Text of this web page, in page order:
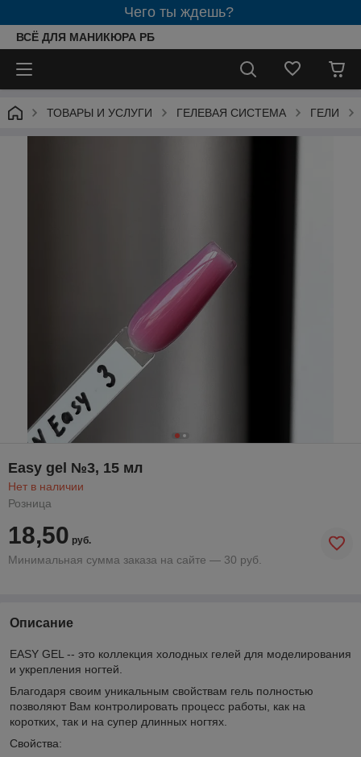
Чего ты ждешь?
ВСЁ ДЛЯ МАНИКЮРА РБ
ТОВАРЫ И УСЛУГИ ГЕЛЕВАЯ СИСТЕМА ГЕЛИ
Easy gel №3, 15 мл
Нет в наличии
Розница
18,50 руб.
Минимальная сумма заказа на сайте — 30 руб.
Описание
EASY GEL -- это коллекция холодных гелей для моделирования
и укрепления ногтей.
Благодаря своим уникальным свойствам гель полностью
позволяют Вам контролировать процесс работы, как на
коротких, так и на супер длинных ногтях.
Свойства: